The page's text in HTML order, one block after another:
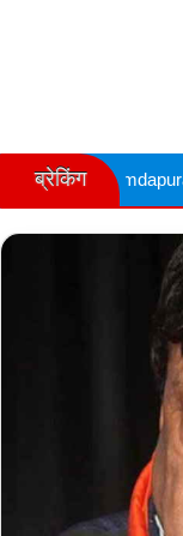
ब्रेकिंग
चरित्र शंका में ढावा